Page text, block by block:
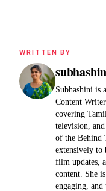
WRITTEN BY
Subhashini is
Content
covering
television,
of the Behind
extensively to
film updates,
content. She
engaging,